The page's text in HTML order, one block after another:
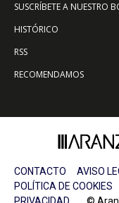
SUSCRÍBETE A NUESTRO
HISTÓRICO
RSS
RECOMENDAMOS
CONTACTO AVISO
POLÍTICA DE COOKIES